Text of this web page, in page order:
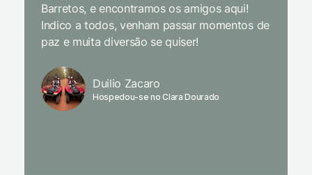
Barretos, e encontramos os amigos aqui!
Indico a todos, venham passar momentos de
paz e muita diversão se quiser!
Duilio Zacaro
Hospedou-se no Clara Dourado